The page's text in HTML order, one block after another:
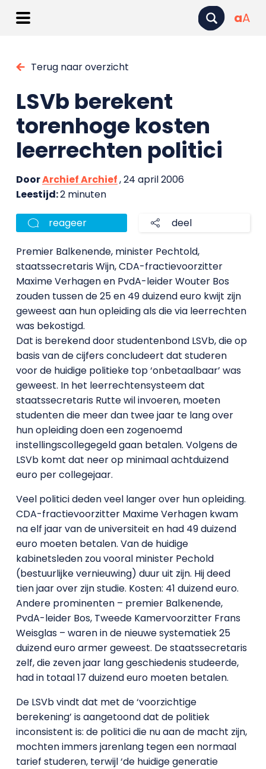
aA
Terug naar overzicht
LSVb berekent
torenhoge kosten
leerrechten politici
DoorArchief Archief, 24 april 2006
Leestijd:2 minuten
reageer deel
Premier Balkenende, minister Pechtold,
staatssecretaris Wijn, CDA-fractievoorzitter
Maxime Verhagen en PvdA-leider Wouter Bos
zouden tussen de 25 en 49 duizend euro kwijt zijn
geweest aan hun opleiding als die via leerrechten
was bekostigd.
Dat is berekend door studentenbond LSVb, die op
basis van de cijfers concludeert dat studeren
voor de huidige politieke top ‘onbetaalbaar’ was
geweest. In het leerrechtensysteem dat
staatssecretaris Rutte wil invoeren, moeten
studenten die meer dan twee jaar te lang over
hun opleiding doen een zogenoemd
instellingscollegegeld gaan betalen. Volgens de
LSVb komt dat neer op minimaal achtduizend
euro per collegejaar.
Veel politici deden veel langer over hun opleiding.
CDA-fractievoorzitter Maxime Verhagen kwam
na elf jaar van de universiteit en had 49 duizend
euro moeten betalen. Van de huidige
kabinetsleden zou vooral minister Pechold
(bestuurlijke vernieuwing) duur uit zijn. Hij deed
tien jaar over zijn studie. Kosten: 41 duizend euro.
Andere prominenten – premier Balkenende,
PvdA-leider Bos, Tweede Kamervoorzitter Frans
Weisglas – waren in de nieuwe systematiek 25
duizend euro armer geweest. De staatssecretaris
zelf, die zeven jaar lang geschiedenis studeerde,
had in totaal 17 duizend euro moeten betalen.
De LSVb vindt dat met de ‘voorzichtige
berekening’ is aangetoond dat de politiek
inconsistent is: de politici die nu aan de macht zijn,
mochten immers jarenlang tegen een normaal
tarief studeren, terwijl ‘de huidige generatie